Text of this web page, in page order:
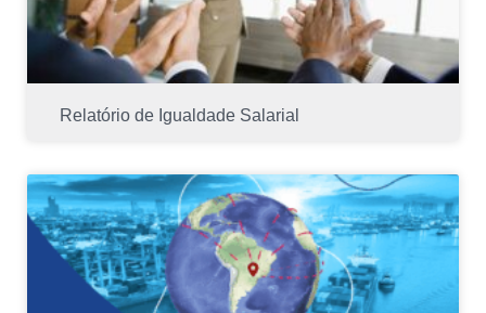
Relatório de Igualdade Salarial